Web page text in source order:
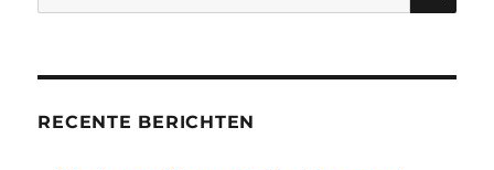
naar:
RECENTE BERICHTEN